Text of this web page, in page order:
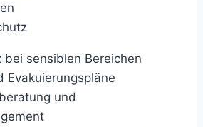
bei sensiblen Bereichen
Evakuierungspläne
und